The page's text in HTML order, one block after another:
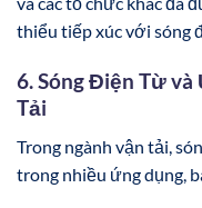
thiểu tiếp xúc với sóng
6. Sóng Điện Từ và
Tải
Trong ngành vận tải,
trong nhiều ứng dụng,